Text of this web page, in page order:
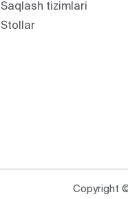
Saqlash tizimlari
Stollar
Copyright